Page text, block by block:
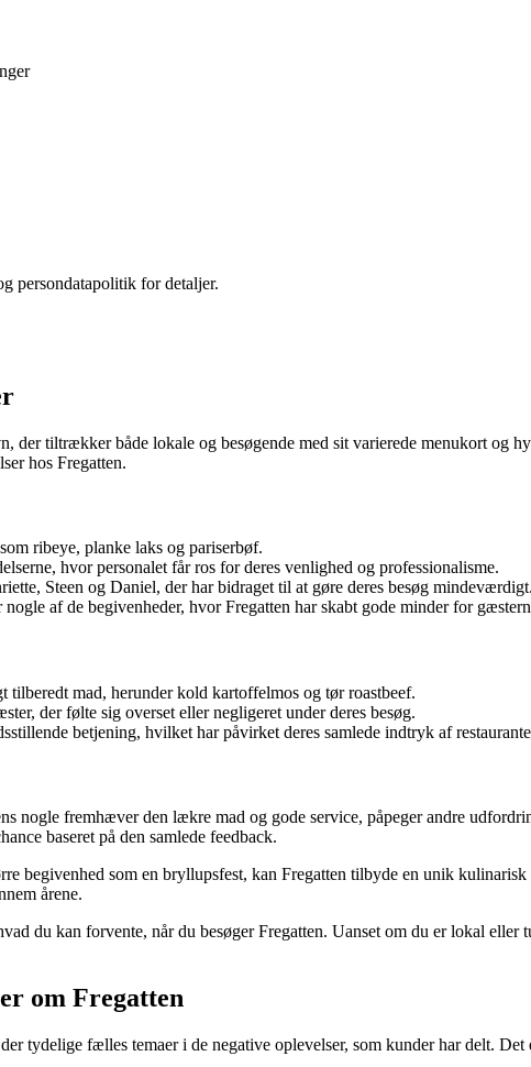
persondatapolitik for detaljer.
der tiltrækker både lokale og besøgende med sit varierede menukort og
hos Fregatten.
ribeye, planke laks og pariserbøf.
hvor personalet får ros for deres venlighed og professionalisme.
Steen og Daniel, der har bidraget til at gøre deres besøg mindeværdigt.
af de begivenheder, hvor Fregatten har skabt gode minder for
mad, herunder kold kartoffelmos og tør roastbeef.
der følte sig overset eller negligeret under deres besøg.
betjening, hvilket har påvirket deres samlede indtryk af
nogle fremhæver den lækre mad og gode service, påpeger andre
baseret på den samlede feedback.
begivenhed som en bryllupsfest, kan Fregatten tilbyde en unik
årene.
du kan forvente, når du besøger Fregatten. Uanset om du er lokal eller
om Fregatten
tydelige fælles temaer i de negative oplevelser, som kunder har delt.